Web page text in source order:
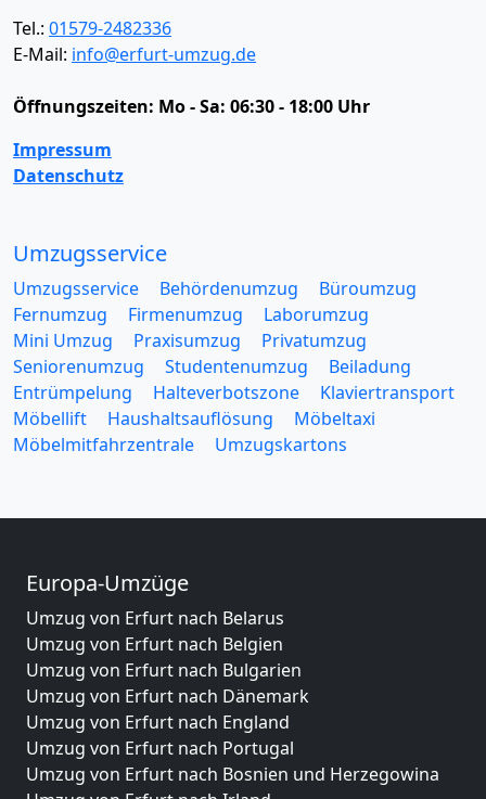
Tel.: 01579-2482336
E-Mail: info@erfurt-umzug.de
Öffnungszeiten: Mo - Sa: 06:30 - 18:00 Uhr
Impressum
Datenschutz
Umzugsservice
Umzugsservice Behördenumzug
Büroumzug
Fernumzug
Firmenumzug
Laborumzug
Mini Umzug
Praxisumzug
Privatumzug
Seniorenumzug
Studentenumzug
Beiladung
Entrümpelung
Halteverbotszone
Klaviertransport
Möbellift
Haushaltsauflösung
Möbeltaxi
Möbelmitfahrzentrale
Umzugskartons
Europa-Umzüge
Umzug von Erfurt nach Belarus
Umzug von Erfurt nach Belgien
Umzug von Erfurt nach Bulgarien
Umzug von Erfurt nach Dänemark
Umzug von Erfurt nach England
Umzug von Erfurt nach Portugal
Umzug von Erfurt nach Bosnien und Herzegowina